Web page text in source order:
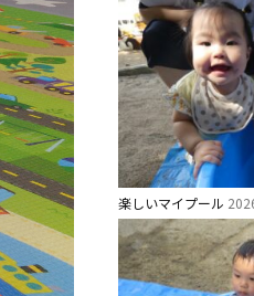
楽しいマイプール